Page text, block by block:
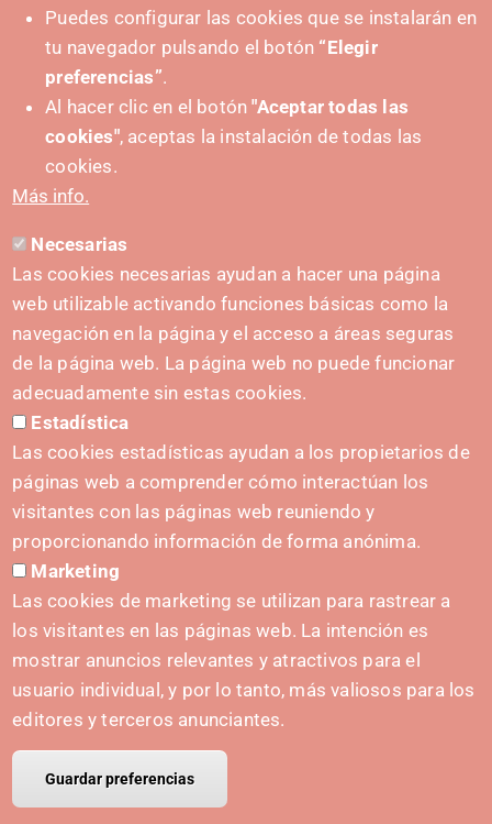
IMPULSA
CONTACTO
hola@irisnavarra.com
(+34) 628 23 12 32
C. del Sadar, 31006 Pamplona
Formulario de contacto
Kit de prensa
INICIATIVAS
Navarra Cybersecurity Center
Apoyo al Emprendimiento
Gemelos digitales
Puedes configurar las cookies que se instalarán en
tu navegador pulsando el botón “Elegir
preferencias”.
Al hacer clic en el botón"Aceptar todas las
cookies", aceptas la instalación de todas las
cookies.
Más info.
Necesarias
Las cookies necesarias ayudan a hacer una página
web utilizable activando funciones básicas como la
navegación en la página y el acceso a áreas seguras
de la página web. La página web no puede funcionar
adecuadamente sin estas cookies.
Estadística
Las cookies estadísticas ayudan a los propietarios de
páginas web a comprender cómo interactúan los
visitantes con las páginas web reuniendo y
proporcionando información de forma anónima.
Marketing
Las cookies de marketing se utilizan para rastrear a
los visitantes en las páginas web. La intención es
mostrar anuncios relevantes y atractivos para el
usuario individual, y por lo tanto, más valiosos para los
editores y terceros anunciantes.
Guardar preferencias